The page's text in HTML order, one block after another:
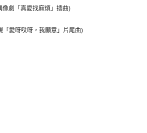
像劇「真愛找麻煩」插曲)
「愛呀哎呀，我願意」片尾曲)